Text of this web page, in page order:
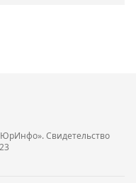
Cвидетельство